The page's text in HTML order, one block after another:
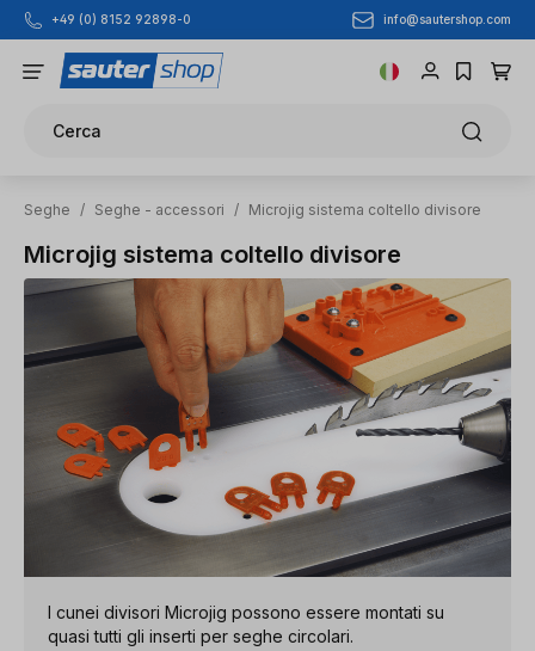
Passa al contenuto principale
+49 (0) 8152 92898-0 info@sautershop.com
Cerca
Seghe / Seghe - accessori / Microjig sistema coltello divisore
Microjig sistema coltello divisore
I cunei divisori Microjig possono essere montati su
quasi tutti gli inserti per seghe circolari.